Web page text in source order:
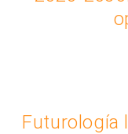
Futurología